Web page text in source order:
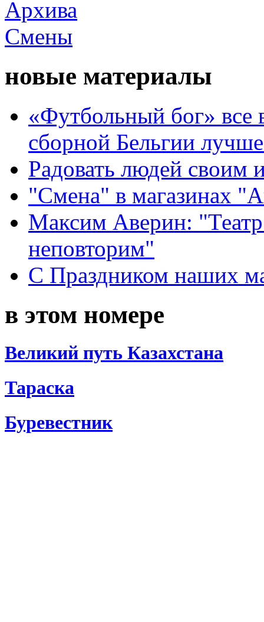
новые материалы
«Футбольный бог» все
сборной Бельгии
Радовать людей своим
"Смена" в магазинах
Максим Аверин:
неповторим"
С Праздником наших
в этом номере
Великий путь Казахстана
Тараска
Буревестник